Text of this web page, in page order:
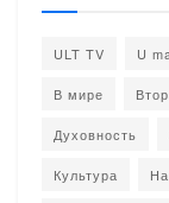
ULT TV U
В мире
Духовность
Культура